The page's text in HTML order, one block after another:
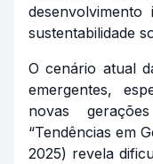
sustentabilidade
O cenário atual
emergentes,
novas
“Tendências em
2025) revela